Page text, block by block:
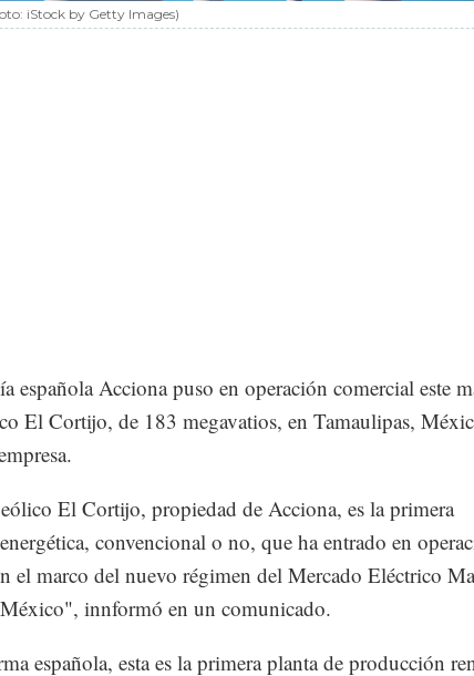
iStock by Getty Images)
española Acciona puso en operación comercial este
El Cortijo, de 183 megavatios, en Tamaulipas,
El Cortijo, propiedad de Acciona, es la primera
convencional o no, que ha entrado en
el marco del nuevo régimen del Mercado Eléctrico
innformó en un comunicado.
española, esta es la primera planta de producción